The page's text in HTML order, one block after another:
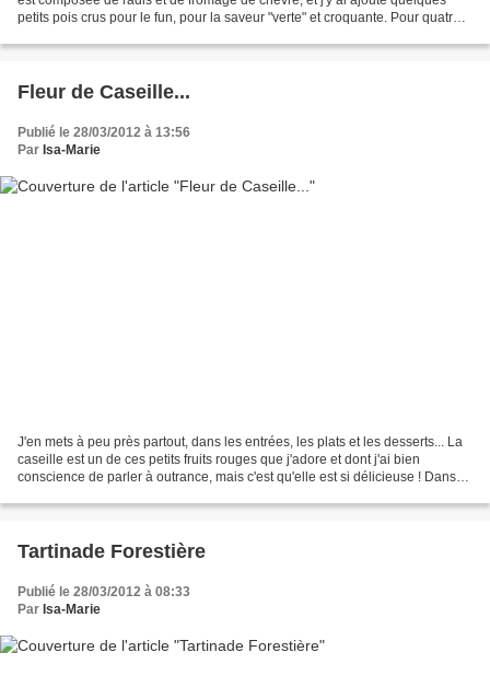
petits pois crus pour le fun, pour la saveur "verte" et croquante. Pour quatre il
Fleur de Caseille...
Publié le 28/03/2012 à 13:56
Par Isa-Marie
J'en mets à peu près partout, dans les entrées, les plats et les desserts... La
caseille est un de ces petits fruits rouges que j'adore et dont j'ai bien
conscience de parler à outrance, mais c'est qu'elle est si délicieuse ! Dans
Tartinade Forestière
Publié le 28/03/2012 à 08:33
Par Isa-Marie